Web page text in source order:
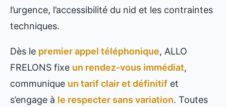
l’urgence, l’accessibilité du nid et les contraintes
techniques.
Dès le premier appel téléphonique, ALLO
FRELONS fixe un rendez-vous immédiat,
communique un tarif clair et définitif et
s’engage à le respecter sans variation. Toutes